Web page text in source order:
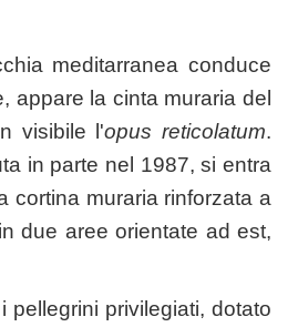
meditarranea conduce
appare la cinta muraria del
visibile l'opus reticolatum.
in parte nel 1987, si entra
cortina muraria rinforzata a
due aree orientate ad est,
pellegrini privilegiati, dotato